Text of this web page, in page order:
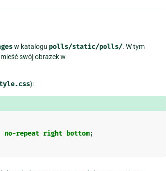
w katalogu polls/static/polls/. W tym
swój obrazek w
):
no-repeat right bottom;